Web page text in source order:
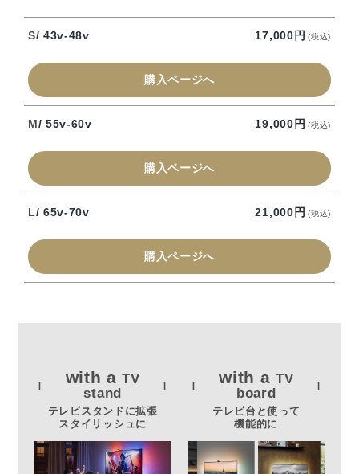
S/ 43v-48v 17,000円 (税込)
購入ページへ
M/ 55v-60v 19,000円 (税込)
購入ページへ
L/ 65v-70v 21,000円 (税込)
購入ページへ
with aTV
stand
テレビスタンドに拡張​
スタイリッシュに​
with aTV
board
テレビ台と使って
機能的に